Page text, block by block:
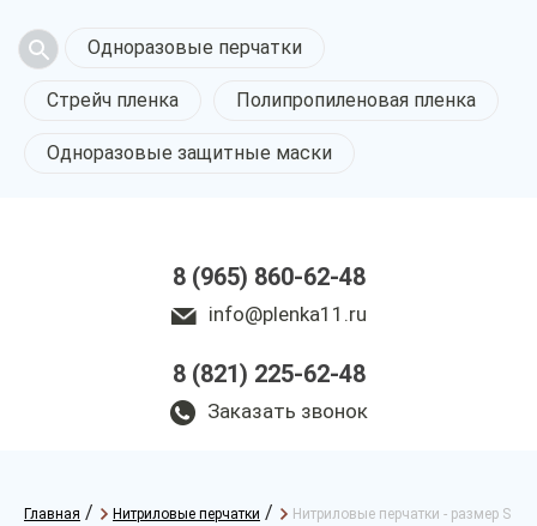
Одноразовые перчатки
Стрейч пленка Полипропиленовая пленка
Одноразовые защитные маски
8 (965) 860-62-48
info@plenka11.ru
8 (821) 225-62-48
Заказать звонок
Главная / Нитриловые перчатки / Нитриловые перчатки - размер S